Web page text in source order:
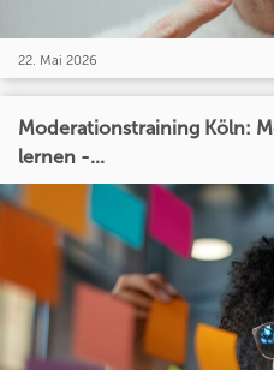
22. Mai 2026
Moderationstraining Köln:
lernen -...